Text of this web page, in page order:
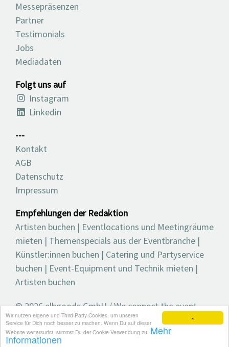
×
Wir nutzen eigene und Third-Party-Cookies, um unseren
Service für Dich noch besser zu machen. Wenn Du auf dieser
Website weitersurfst, stimmst Du der Cookie-Verwendung zu. Mehr
Informationen
Messepräsenzen
Partner
Testimonials
Jobs
Mediadaten
Folgt uns auf
Instagram
Linkedin
---
Kontakt
AGB
Datenschutz
Impressum
Empfehlungen der Redaktion
Artisten buchen | Eventlocations und Meetingräume
mieten | Themenspecials aus der Eventbranche |
Künstler:innen buchen | Catering und Partyservice
buchen | Event-Equipment und Technik mieten |
Artisten buchen
© 2026 elbgoods GmbH / We connect the event
industry / Medienvielfalt für die Eventplanung /
Eventbranchenbuch, Blog, Magazin und mehr